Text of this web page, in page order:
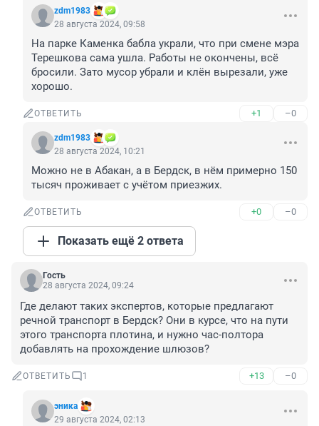
zdm1983
28 августа 2024, 09:58
На парке Каменка бабла украли, что при смене мэра
Терешкова сама ушла. Работы не окончены, всё
бросили. Зато мусор убрали и клён вырезали, уже
хорошо.
ОТВЕТИТЬ +1 –0
zdm1983
28 августа 2024, 10:21
Можно не в Абакан, а в Бердск, в нём примерно 150
тысяч проживает с учётом приезжих.
ОТВЕТИТЬ +0 –0
Показать ещё 2 ответа
Гость
28 августа 2024, 09:24
Где делают таких экспертов, которые предлагают
речной транспорт в Бердск? Они в курсе, что на пути
этого транспорта плотина, и нужно час-полтора
добавлять на прохождение шлюзов?
ОТВЕТИТЬ 1 +13 –0
эника
29 августа 2024, 02:13